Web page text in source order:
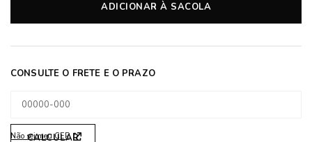
ADICIONAR À SACOLA
Não sei meu CEP